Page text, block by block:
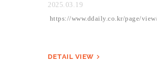
2025.03.19
https://www.ddaily.co.kr/page/
DETAIL VIEW 